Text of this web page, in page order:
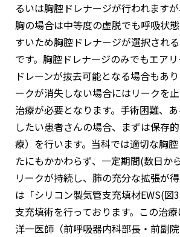
るいは胸腔ドレナージが行われます
胸の場合は中等度の虚脱でも呼吸状
すいため胸腔ドレナージが選択され
です。胸腔ドレナージのみでもエア
ドレーンが抜去可能となる場合もあ
ークが消失しない場合にはリークを
治療が必要となります。手術困難、
したい患者さんの場合、まずは保存
療）を行います。当科では適切な胸
たにもかかわらず、一定期間(数日か
リークが持続し、肺の充分な拡張が
は「シリコン製気管支充填材EWS(図
支充填術を行っております。この治
洋一医師（前呼吸器内科部長・前副